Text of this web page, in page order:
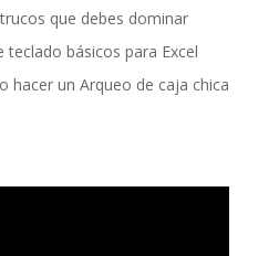
que debes dominar
teclado básicos para Excel
hacer un Arqueo de caja chica